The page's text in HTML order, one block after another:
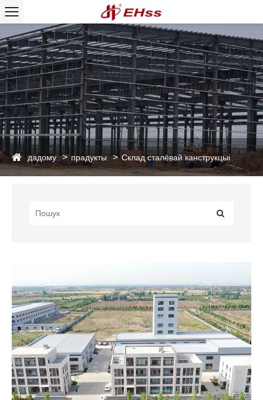
дадому прадукты Склад сталёвай канструкцыі